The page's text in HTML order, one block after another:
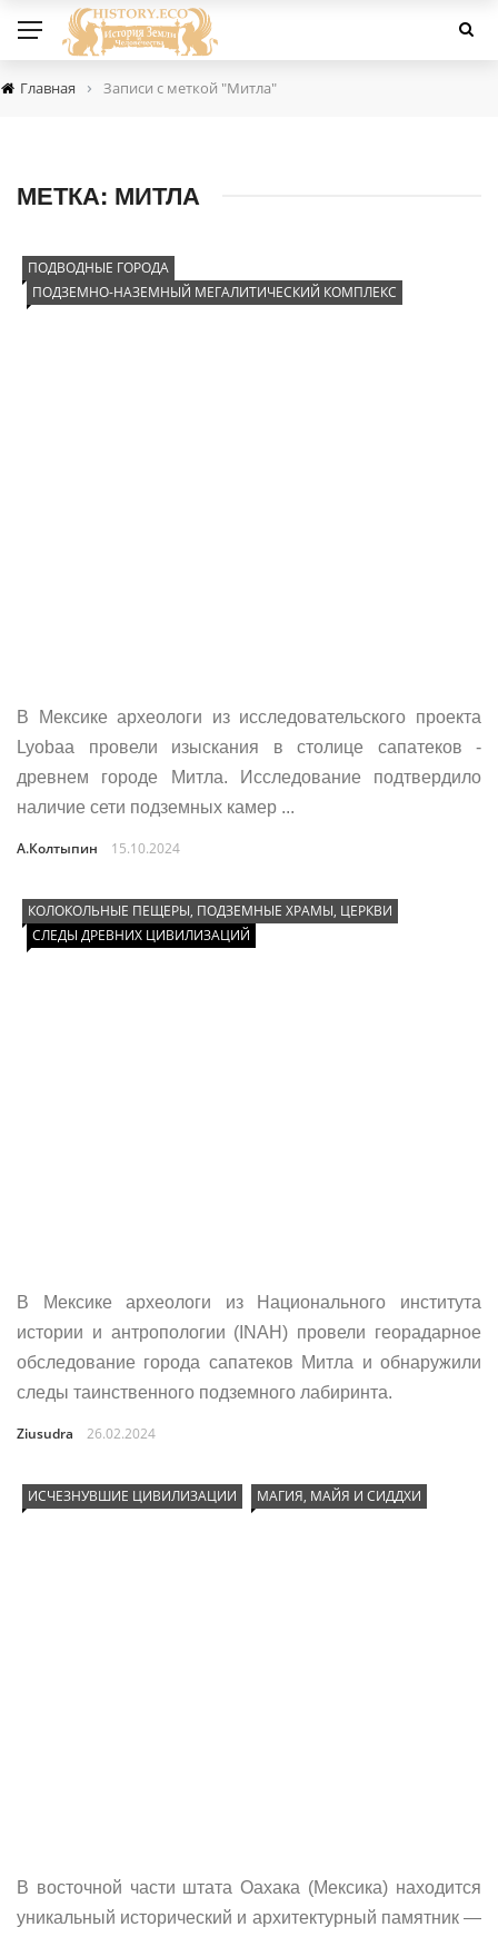
Главная › Записи с меткой "Митла"
МЕТКА: МИТЛА
ПОДВОДНЫЕ ГОРОДА
ПОДЗЕМНО-НАЗЕМНЫЙ МЕГАЛИТИЧЕСКИЙ КОМПЛЕКС
В Мексике археологи из исследовательского проекта
Lyobaa провели изыскания в столице сапатеков -
древнем городе Митла. Исследование подтвердило
наличие сети подземных камер ...
А.Колтыпин 15.10.2024
КОЛОКОЛЬНЫЕ ПЕЩЕРЫ, ПОДЗЕМНЫЕ ХРАМЫ, ЦЕРКВИ
СЛЕДЫ ДРЕВНИХ ЦИВИЛИЗАЦИЙ
В Мексике археологи из Национального института
истории и антропологии (INAH) провели георадарное
обследование города сапатеков Митла и обнаружили
следы таинственного подземного лабиринта.
Ziusudra 26.02.2024
ИСЧЕЗНУВШИЕ ЦИВИЛИЗАЦИИ МАГИЯ, МАЙЯ И СИДДХИ
В восточной части штата Оахака (Мексика) находится
уникальный исторический и архитектурный памятник —